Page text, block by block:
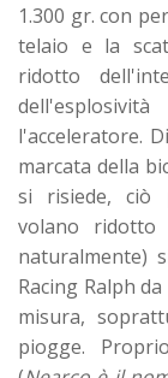
1.300 gr. con
telaio e la
ridotto
l'acceleratore.
marcata della
si risiede, ciò
volano
naturalmente)
Racing Ralph
misura,
piogge.